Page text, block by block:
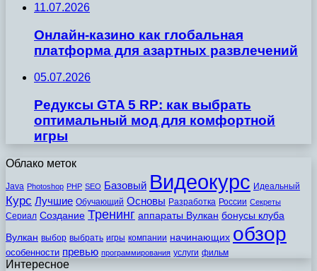
11.07.2026
Онлайн-казино как глобальная
платформа для азартных развлечений
05.07.2026
Редуксы GTA 5 RP: как выбрать
оптимальный мод для комфортной
игры
Облако меток
Java Photoshop PHP SEO Базовый Видеокурс Идеальный
Курс Лучшие Обучающий Основы Разработка России Секреты
Сериал Создание Тренинг аппараты Вулкан бонусы клуба
Вулкан выбор выбрать игры компании начинающих обзор
особенности превью программирования услуги фильм
Интересное